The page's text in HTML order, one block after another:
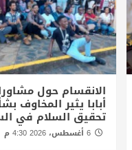
الانقسام حول
أبابا يثير المخاوف
تحقيق السلام في